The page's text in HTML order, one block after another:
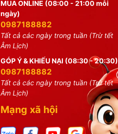
MUA ONLINE (08:00 - 21:00 mỗi
ngày)
0987188882
Tất cả các ngày trong tuần (Trừ tết
Âm Lịch)
GÓP Ý & KHIẾU NẠI (08:30 - 20:30)
0987188882
Tất cả các ngày trong tuần (Trừ tết
Âm Lịch)
Mạng xã hội